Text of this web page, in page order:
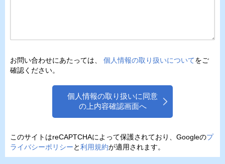
お問い合わせにあたっては、 個人情報の取り扱いについてをご
確認ください。
個人情報の取り扱いに同意
の上内容確認画面へ
このサイトはreCAPTCHAによって保護されており、Googleのプ
ライバシーポリシーと利用規約が適用されます。